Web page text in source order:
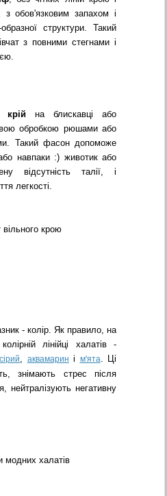
з обов'язковим запахом і
структури. Такий
з повними стегнами і
на блискавці або
обробкою рюшами або
Такий фасон допоможе
навпаки :) животик або
відсутність талії, і
легкості.
- колір. Як правило, на
лінійці халатів -
сірий, аквамарин і м'ята. Ці
знімають стрес після
нейтралізують негативну